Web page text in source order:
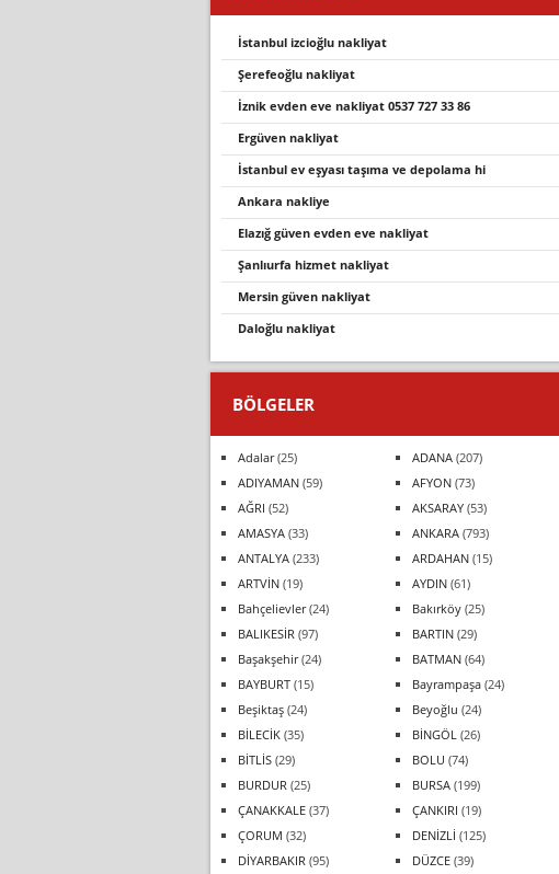
i̇stanbul i̇zci̇oğlu nakli̇yat
şerefeoğlu nakliyat
i̇zni̇k evden eve nakli̇yat 0537 727 33 86
ergüven nakli̇yat
i̇stanbul ev eşyasi taşima ve depolama hi̇
ankara nakliye
elazığ güven evden eve nakliyat
şanlıurfa hizmet nakliyat
mersin güven nakliyat
daloğlu nakli̇yat
BÖLGELER
Adalar(25) ADANA (207)
ADIYAMAN (59) AFYON (73)
AĞRI (52) AKSARAY (53)
AMASYA (33) ANKARA (793)
ANTALYA (233) ARDAHAN (15)
ARTVİN (19) AYDIN (61)
Bahçelievler(24) Bakırköy (25)
BALIKESİR (97) BARTIN (29)
Başakşehir(24) BATMAN (64)
BAYBURT (15) Bayrampaşa (24)
Beşiktaş (24) Beyoğlu (24)
BİLECİK (35) BİNGÖL (26)
BİTLİS (29) BOLU (74)
BURDUR (25) BURSA (199)
ÇANAKKALE (37) ÇANKIRI (19)
ÇORUM (32) DENİZLİ (125)
DİYARBAKIR (95) DÜZCE (39)